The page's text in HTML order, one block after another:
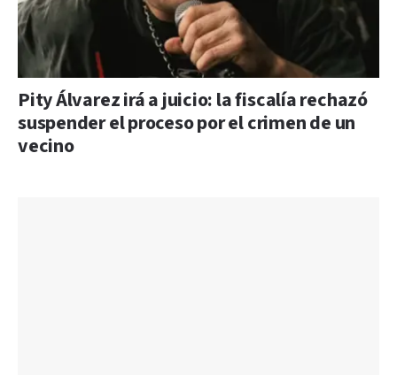
Pity Álvarez irá a juicio: la fiscalía rechazó
suspender el proceso por el crimen de un
vecino